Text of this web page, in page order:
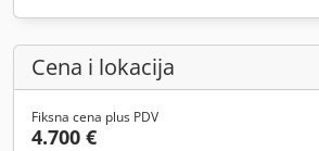
Cena i lokacija
Fiksna cena plus PDV
4.700 €